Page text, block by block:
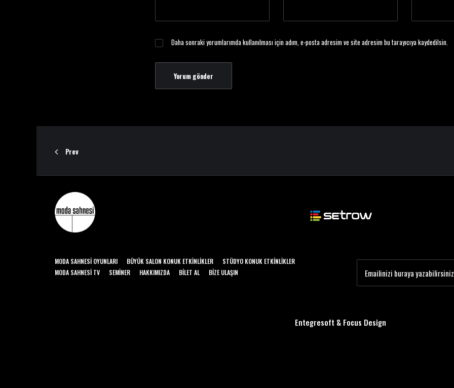
Daha sonraki yorumlarımda kullanılması için adım, e-posta adresim ve site adresim bu tarayıcıya kaydedilsin.
Prev
MODA SAHNESI OYUNLARI BÜYÜK SALON KONUK ETKINLIKLER
STÜDYO KONUK ETKINLIKLER
MODA SAHNESI TV
SEMINER HAKKIMIZDA BILET AL BIZE ULAŞIN
Entegresoft & Focus Design